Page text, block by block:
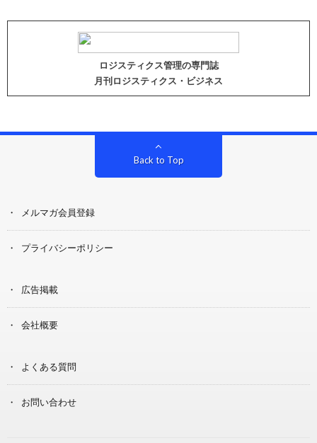
ロジスティクス管理の専門誌
月刊ロジスティクス・ビジネス
Back to Top
メルマガ会員登録
プライバシーポリシー
広告掲載
会社概要
よくある質問
お問い合わせ